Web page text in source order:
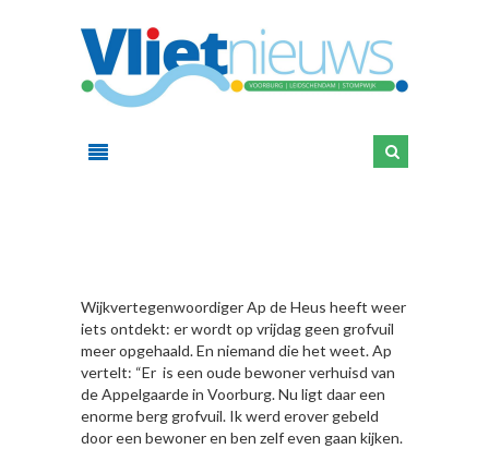
Wijkvertegenwoordiger Ap de Heus heeft weer
iets ontdekt: er wordt op vrijdag geen grofvuil
meer opgehaald. En niemand die het weet. Ap
vertelt: “Er is een oude bewoner verhuisd van
de Appelgaarde in Voorburg. Nu ligt daar een
enorme berg grofvuil. Ik werd erover gebeld
door een bewoner en ben zelf even gaan kijken.